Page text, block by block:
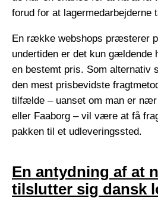
forud for at lagermedarbejderne
En række webshops præsterer
undertiden er det kun gældende
en bestemt pris. Som alternativ
den mest prisbevidste
tilfælde – uanset om man er
eller Faaborg – vil være at få
pakken til et udleveringssted.
En antydning af at
tilslutter sig dansk